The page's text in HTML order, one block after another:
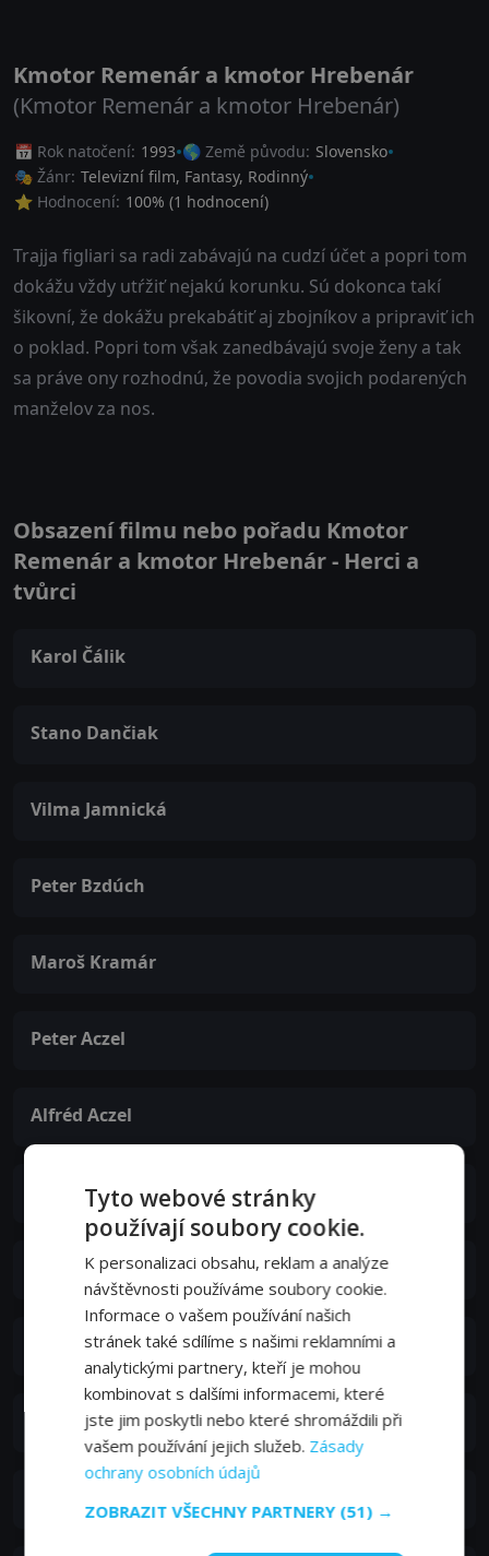
Kmotor Remenár a kmotor Hrebenár
(Kmotor Remenár a kmotor Hrebenár)
📅 Rok natočení: 1993 🌎 Země původu: Slovensko
🎭 Žánr: Televizní film, Fantasy, Rodinný
⭐ Hodnocení: 100% (1 hodnocení)
Trajja figliari sa radi zabávajú na cudzí účet a popri tom
dokážu vždy utŕžiť nejakú korunku. Sú dokonca takí
šikovní, že dokážu prekabátiť aj zbojníkov a pripraviť ich
o poklad. Popri tom však zanedbávajú svoje ženy a tak
sa práve ony rozhodnú, že povodia svojich podarených
manželov za nos.
Obsazení filmu nebo pořadu Kmotor
Remenár a kmotor Hrebenár - Herci a
tvůrci
Karol Čálik
Stano Dančiak
Vilma Jamnická
Peter Bzdúch
Maroš Kramár
Peter Aczel
Alfréd Aczel
Zuzana Kronerová
Tatiana Kulíšková
Peter Debnár
Oľga Šalagová
Tyto webové stránky
používají soubory cookie.
K personalizaci obsahu, reklam a analýze
návštěvnosti používáme soubory cookie.
Informace o vašem používání našich
stránek také sdílíme s našimi reklamními a
analytickými partnery, kteří je mohou
kombinovat s dalšími informacemi, které
jste jim poskytli nebo které shromáždili při
vašem používání jejich služeb. Zásady
ochrany osobních údajů
ZOBRAZIT VŠECHNY PARTNERY (51) →